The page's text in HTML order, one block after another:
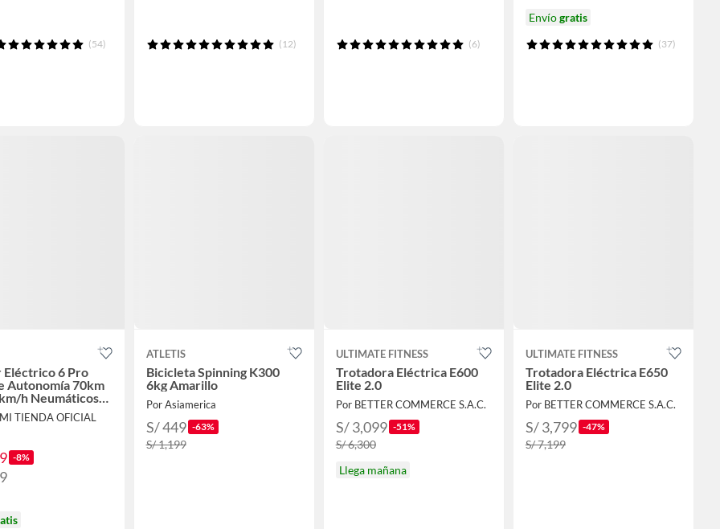
(54) (12) (6)
Envíogratis
(37)
Eléctrico 6 Pro
Autonomía 70km
h Neumáticos
Suspensión
TIENDA OFICIAL
-8%
ATLETIS
Bicicleta Spinning K300
6kg Amarillo
Por Asiamerica
S/ 449 -63%
S/ 1,199
ULTIMATE FITNESS
Trotadora Eléctrica E600
Elite 2.0
Por BETTER COMMERCE S.A.C.
S/ 3,099 -51%
S/ 6,300
Llega mañana
ULTIMATE FITNESS
Trotadora Eléctrica E650
Elite 2.0
Por BETTER COMMERCE S.A.C.
S/ 3,799 -47%
S/ 7,199